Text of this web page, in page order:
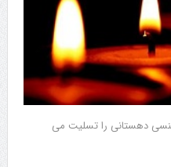
دهستانی را تسلیت می